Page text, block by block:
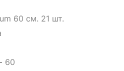
60 см. 21 шт.
60